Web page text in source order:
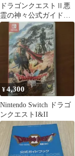
ドラゴンクエストⅡ悪
霊の神々公式ガイドブ
ック
¥4,300
Nintendo Switch ドラゴ
ンクエストI&II